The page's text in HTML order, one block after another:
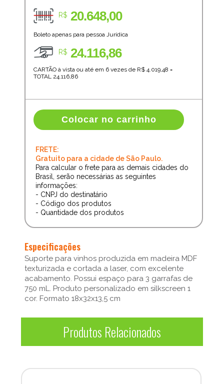
R$ 20.648,00
Boleto apenas para pessoa Jurídica
R$ 24.116,86
CARTÃO à vista ou até em 6 vezes de R$ 4.019,48 =
TOTAL 24.116,86
Colocar no carrinho
FRETE:
Gratuito para a cidade de São Paulo.
Para calcular o frete para as demais cidades do
Brasil, serão necessárias as seguintes
informações:
- CNPJ do destinatário
- Código dos produtos
- Quantidade dos produtos
Especificações
Suporte para vinhos produzida em madeira MDF
texturizada e cortada a laser, com excelente
acabamento. Possui espaço para 3 garrafas de
750 mL. Produto personalizado em silkscreen 1
cor. Formato 18x32x13,5 cm
Produtos Relacionados